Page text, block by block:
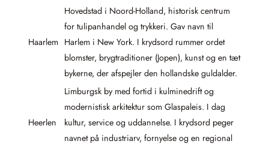
Haarlem
Hovedstad i Noord-Holland, historisk centrum
for tulipanhandel og trykkeri. Gav navn til
Harlem i New York. I krydsord rummer ordet
blomster, brygtraditioner (Jopen), kunst og en tæt
bykerne, der afspejler den hollandske guldalder.
Heerlen
Limburgsk by med fortid i kulminedrift og
modernistisk arkitektur som Glaspaleis. I dag
kultur, service og uddannelse. I krydsord peger
navnet på industriarv, fornyelse og en regional